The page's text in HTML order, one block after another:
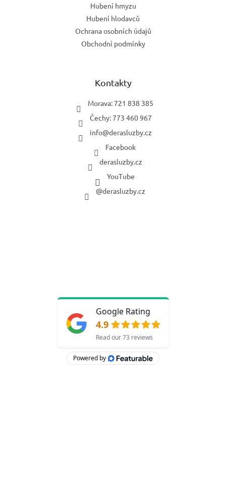
Hubení hmyzu
Hubení hlodavců
Ochrana osobních údajů
Obchodní podmínky
Kontakty
Morava: 721 838 385
Čechy: 773 460 967
info@derasluzby.cz
Facebook
derasluzby.cz
YouTube
@derasluzby.cz